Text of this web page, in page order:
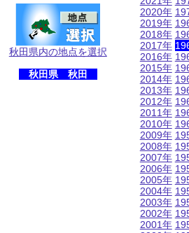
秋田県内の地点を選択
秋田県 秋田
2020年
2019年
2018年
2017年
2016年
2015年
2014年
2013年
2012年
2011年
2010年
2009年
2008年
2007年
2006年
2005年
2004年
2003年
2002年
2001年